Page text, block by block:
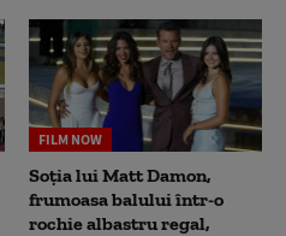
FILM NOW
Soția lui Matt Damon,
frumoasa balului într-o
rochie albastru regal,